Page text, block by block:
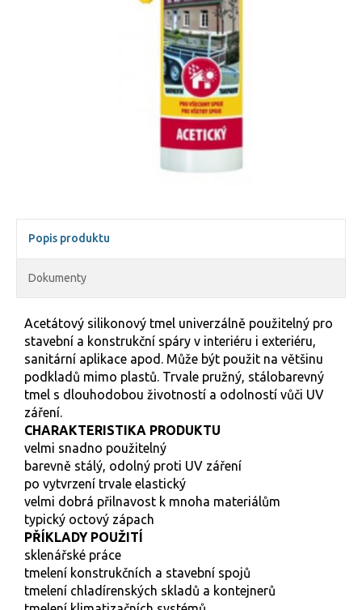
Popis produktu
Dokumenty
Acetátový silikonový tmel univerzálně použitelný pro
stavební a konstrukční spáry v interiéru i exteriéru,
sanitární aplikace apod. Může být použit na většinu
podkladů mimo plastů. Trvale pružný, stálobarevný
tmel s dlouhodobou životností a odolností vůči UV
záření.
CHARAKTERISTIKA PRODUKTU
velmi snadno použitelný
barevně stálý, odolný proti UV záření
po vytvrzení trvale elastický
velmi dobrá přilnavost k mnoha materiálům
typický octový zápach
PŘÍKLADY POUŽITÍ
sklenářské práce
tmelení konstrukčních a stavební spojů
tmelení chladírenských skladů a kontejnerů